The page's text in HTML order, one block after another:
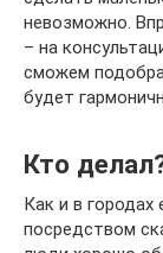
невозможно.
– на
сможем
будет
Кто
Как и в городах
посредством